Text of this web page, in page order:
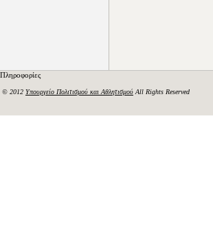
Πληροφορίες
© 2012 Υπουργείο Πολιτισμού και Αθλητισμού All Rights Reserved